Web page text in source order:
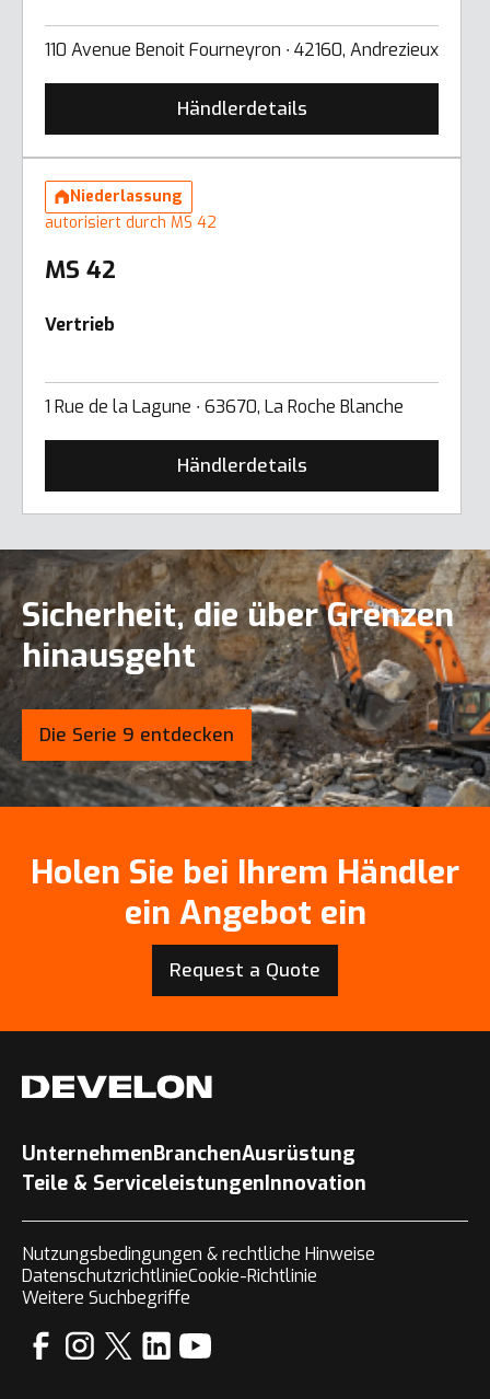
110 Avenue Benoit Fourneyron ∙ 42160, Andrezieux
Händlerdetails
Niederlassung
autorisiert durch MS 42
MS 42
Vertrieb
1 Rue de la Lagune ∙ 63670, La Roche Blanche
Händlerdetails
Sicherheit, die über Grenzen
hinausgeht
Die Serie 9 entdecken
Holen Sie bei Ihrem Händler
ein Angebot ein
Request a Quote
UnternehmenBranchenAusrüstung
Teile & ServiceleistungenInnovation
Nutzungsbedingungen & rechtliche Hinweise
DatenschutzrichtlinieCookie-Richtlinie
Weitere Suchbegriffe